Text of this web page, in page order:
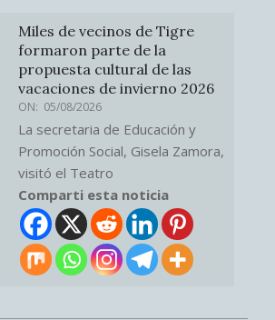
Miles de vecinos de Tigre
formaron parte de la
propuesta cultural de las
vacaciones de invierno 2026
ON: 05/08/2026
La secretaria de Educación y
Promoción Social, Gisela Zamora,
visitó el Teatro
Comparti esta noticia